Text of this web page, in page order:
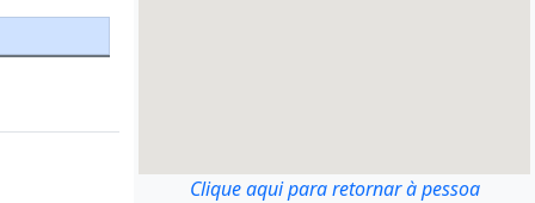
Clique aqui para retornar à pessoa